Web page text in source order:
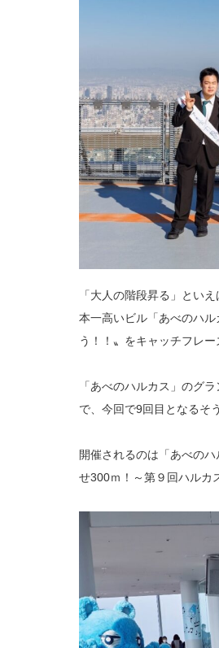
「大人の階段昇る」とい
本一高いビル「あべのハ
う！！〟をキャッチフレー
「あべのハルカス」のグ
で、今回で9回目となるそ
開催されるのは「あべの
せ300ｍ！～第９回ハル